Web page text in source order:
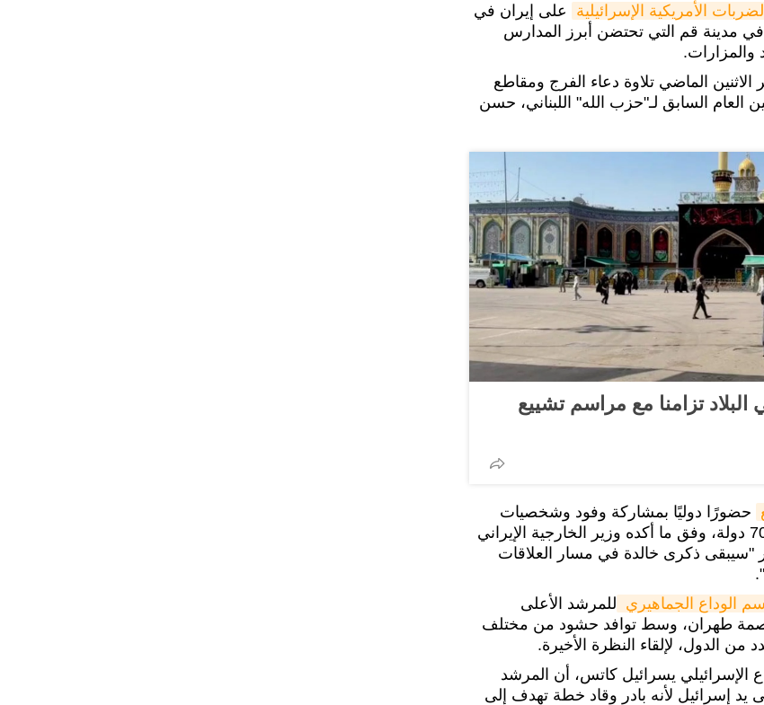
الأمريكية الإسرائيلية
على إيران في
مدينة قم التي تحتضن أبرز المدارس
والمزارات.
الماضي تلاوة دعاء الفرج ومقاطع
السابق لـ"حزب الله" اللبناني، حسن
تزامنا مع مراسم تشييع
حضورًا دوليًا بمشاركة وفود وشخصيات
سياسية ودينية وبرلمانية من أكثر من 70 دولة، وفق ما أكده وزير الخارجية الإيراني
"سيبقى ذكرى خالدة في مسار العلاقات
الوداع الجماهيري للمرشد الأعلى
طهران، وسط توافد حشود من مختلف
الدول، لإلقاء النظرة الأخيرة.
الإسرائيلي يسرائيل كاتس، أن المرشد
يد إسرائيل لأنه بادر وقاد خطة تهدف إلى